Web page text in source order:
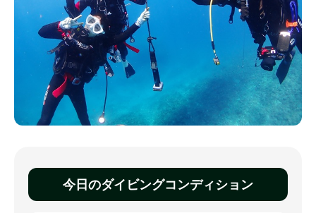
今日のダイビングコンディション